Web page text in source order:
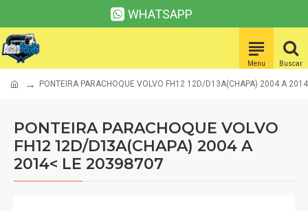
WHATSAPP
PONTEIRA PARACHOQUE VOLVO FH12 12D/D13A(CHAPA) 2004 A
PONTEIRA PARACHOQUE VOLVO
FH12 12D/D13A(CHAPA) 2004 A
2014< LE 20398707